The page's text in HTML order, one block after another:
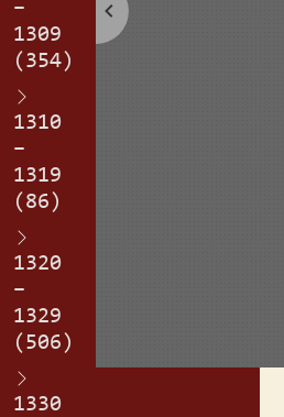
–
1309
(354)
1310
–
1319
(86)
1320
–
1329
(506)
1330